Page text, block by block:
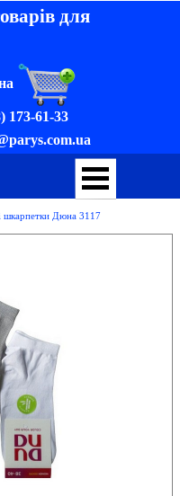
для
173-61-33
шкарпетки Дюна 3117